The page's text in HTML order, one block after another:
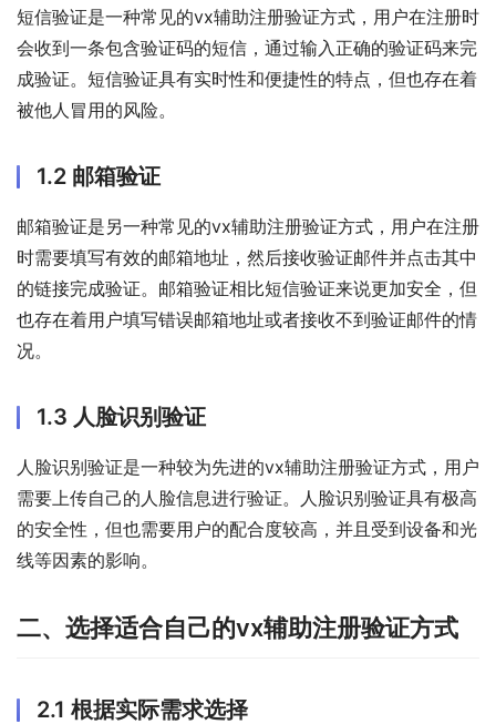
短信验证是一种常见的vx辅助注册验证方式，用户在注册时
会收到一条包含验证码的短信，通过输入正确的验证码来完
成验证。短信验证具有实时性和便捷性的特点，但也存在着
被他人冒用的风险。
1.2 邮箱验证
邮箱验证是另一种常见的vx辅助注册验证方式，用户在注册
时需要填写有效的邮箱地址，然后接收验证邮件并点击其中
的链接完成验证。邮箱验证相比短信验证来说更加安全，但
也存在着用户填写错误邮箱地址或者接收不到验证邮件的情
况。
1.3 人脸识别验证
人脸识别验证是一种较为先进的vx辅助注册验证方式，用户
需要上传自己的人脸信息进行验证。人脸识别验证具有极高
的安全性，但也需要用户的配合度较高，并且受到设备和光
线等因素的影响。
二、选择适合自己的vx辅助注册验证方式
2.1 根据实际需求选择